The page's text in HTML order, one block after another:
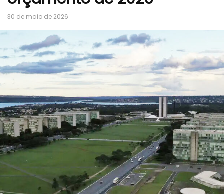
30 de maio de 2026